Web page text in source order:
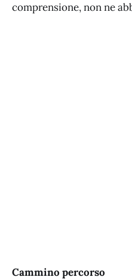
comprensione, non ne
Cammino percorso